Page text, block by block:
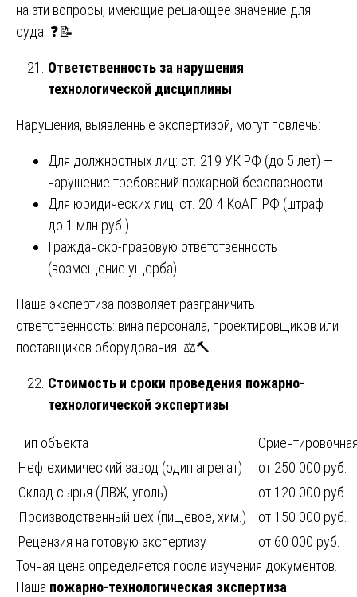
на эти вопросы, имеющие решающее значение для
суда. ❓📝
Ответственность за нарушения
технологической дисциплины
Нарушения, выявленные экспертизой, могут повлечь:
Для должностных лиц: ст. 219 УК РФ (до 5 лет) —
нарушение требований пожарной безопасности.
Для юридических лиц: ст. 20.4 КоАП РФ (штраф
до 1 млн руб.).
Гражданско-правовую ответственность
(возмещение ущерба).
Наша экспертиза позволяет разграничить
ответственность: вина персонала, проектировщиков или
поставщиков оборудования. ⚖️🔨
Стоимость и сроки проведения пожарно-
технологической экспертизы
Тип объекта
Нефтехимический завод (один агрегат)
от 250 000 руб.
Склад сырья (ЛВЖ, уголь)
от 120 000 руб.
Производственный цех (пищевое, хим.)
от 150 000 руб.
Рецензия на готовую экспертизу
от 60 000 руб.
Точная цена определяется после изучения документов.
Наша пожарно-технологическая экспертиза —